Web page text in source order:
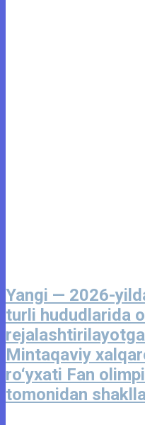
Yangi — 2026-
turli hududlarida
Mintaqaviy
ro‘yxati Fan
tomonidan